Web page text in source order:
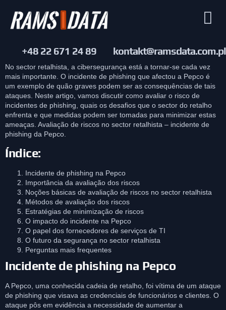
+48 22 671 24 89 kontakt@ramsdata.com.pl
No sector retalhista, a cibersegurança está a tornar-se cada vez
mais importante. O incidente de phishing que afectou a Pepco é
um exemplo de quão graves podem ser as consequências de tais
ataques. Neste artigo, vamos discutir como avaliar o risco de
incidentes de phishing, quais os desafios que o sector do retalho
enfrenta e que medidas podem ser tomadas para minimizar estas
ameaças. Avaliação de riscos no sector retalhista – incidente de
phishing da Pepco.
Índice:
Incidente de phishing na Pepco
Importância da avaliação dos riscos
Noções básicas de avaliação de riscos no sector retalhista
Métodos de avaliação dos riscos
Estratégias de minimização de riscos
O impacto do incidente na Pepco
O papel dos fornecedores de serviços de TI
O futuro da segurança no sector retalhista
Perguntas mais frequentes
Incidente de phishing na Pepco
A Pepco, uma conhecida cadeia de retalho, foi vítima de um ataque
de phishing que visava as credenciais de funcionários e clientes. O
ataque pôs em evidência a necessidade de aumentar a